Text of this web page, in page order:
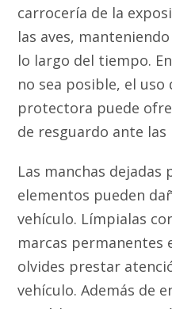
carrocería de la
las aves,
lo largo del tiempo.
no sea posible, el uso
protectora puede
de resguardo ante
Las manchas dejadas
elementos pueden
vehículo. Límpialas
marcas permanentes
olvides prestar
vehículo. Además de